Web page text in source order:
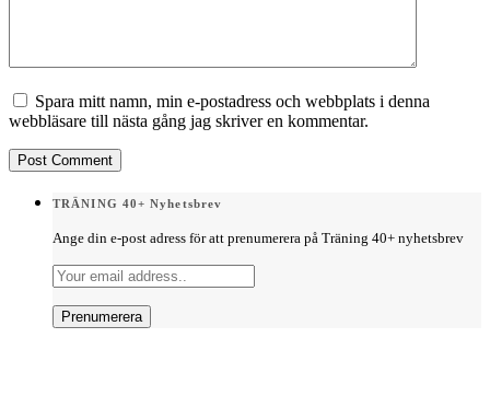
Spara mitt namn, min e-postadress och webbplats i denna
webbläsare till nästa gång jag skriver en kommentar.
TRÄNING 40+ Nyhetsbrev
Ange din e-post adress för att prenumerera på Träning 40+ nyhetsbrev